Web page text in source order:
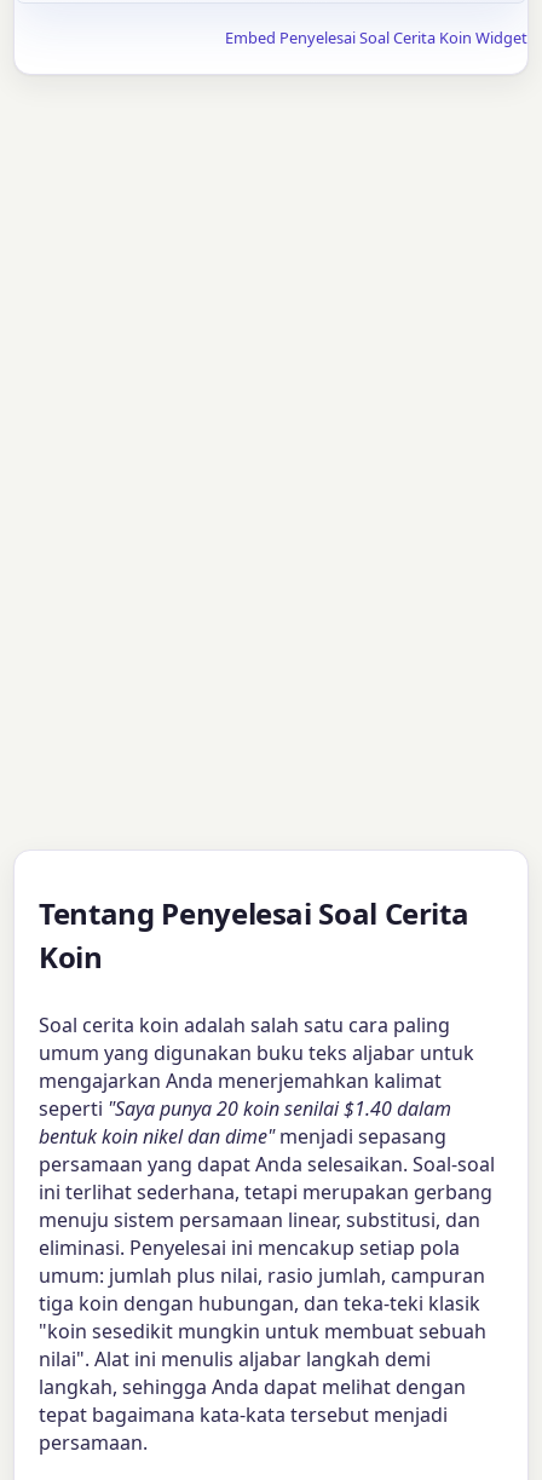
Embed Penyelesai Soal Cerita Koin Widget
Tentang Penyelesai Soal Cerita
Koin
Soal cerita koin adalah salah satu cara paling
umum yang digunakan buku teks aljabar untuk
mengajarkan Anda menerjemahkan kalimat
seperti "Saya punya 20 koin senilai $1.40 dalam
bentuk koin nikel dan dime"menjadi sepasang
persamaan yang dapat Anda selesaikan. Soal-soal
ini terlihat sederhana, tetapi merupakan gerbang
menuju sistem persamaan linear, substitusi, dan
eliminasi. Penyelesai ini mencakup setiap pola
umum: jumlah plus nilai, rasio jumlah, campuran
tiga koin dengan hubungan, dan teka-teki klasik
"koin sesedikit mungkin untuk membuat sebuah
nilai". Alat ini menulis aljabar langkah demi
langkah, sehingga Anda dapat melihat dengan
tepat bagaimana kata-kata tersebut menjadi
persamaan.